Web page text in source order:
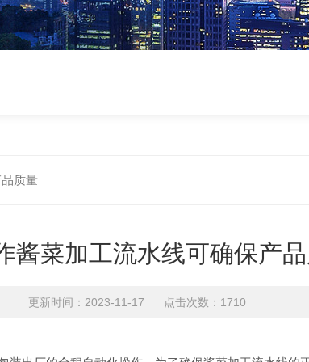
质量
酱菜加工流水线可确保产
更新时间：2023-11-17 点击次数：1710